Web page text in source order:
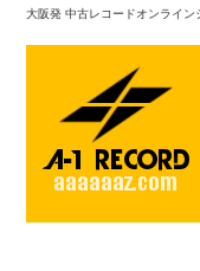
大阪発 中古レコードオンライン